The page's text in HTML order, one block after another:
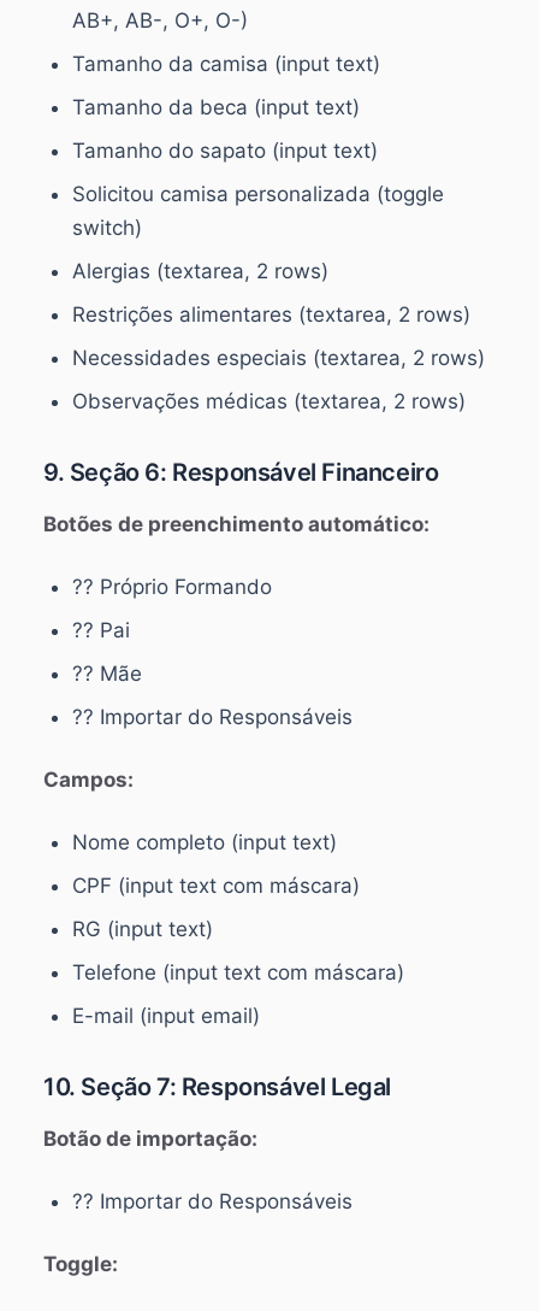
AB+, AB-, O+, O-)
Tamanho da camisa (input text)
Tamanho da beca (input text)
Tamanho do sapato (input text)
Solicitou camisa personalizada (toggle
switch)
Alergias (textarea, 2 rows)
Restrições alimentares (textarea, 2 rows)
Necessidades especiais (textarea, 2 rows)
Observações médicas (textarea, 2 rows)
9. Seção 6: Responsável Financeiro
Botões de preenchimento automático:
?? Próprio Formando
?? Pai
?? Mãe
?? Importar do Responsáveis
Campos:
Nome completo (input text)
CPF (input text com máscara)
RG (input text)
Telefone (input text com máscara)
E-mail (input email)
10. Seção 7: Responsável Legal
Botão de importação:
?? Importar do Responsáveis
Toggle: